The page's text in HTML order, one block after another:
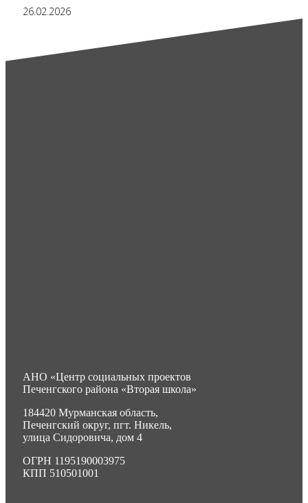
26.02.2026
АНО «Центр социальных проектов
Печенгского района «Вторая школа»
184420 Мурманская область,
Печенгский округ, пгт. Никель,
улица Сидоровича, дом 4
ОГРН 1195190003975
КПП 510501001